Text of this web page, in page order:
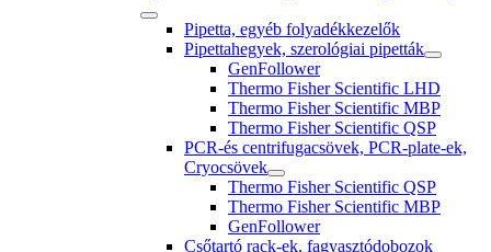
Pipetta, egyéb folyadékkezelők
Pipettahegyek, szerológiai pipetták
GenFollower
Thermo Fisher Scientific LHD
Thermo Fisher Scientific MBP
Thermo Fisher Scientific QSP
PCR-és centrifugacsövek, PCR-plate-ek,
Cryocsövek
Thermo Fisher Scientific QSP
Thermo Fisher Scientific MBP
GenFollower
Csőtartó rack-ek, fagyasztódobozok